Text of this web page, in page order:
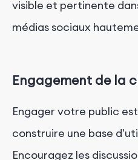
visible et pertinente
médias sociaux
Engagement de la
Engager votre public
construire une base
Encouragez les